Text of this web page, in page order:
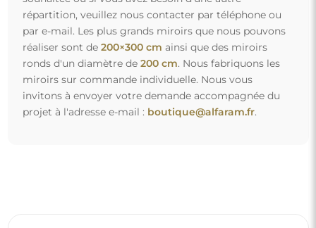
commandé arrive en toute sécurité entre vos mains, et ce,
complètement gratuitement. Nous disposons de notre
propre flotte de véhicules et de personnel formé, c’est
pourquoi nous pouvons vous garantir que le miroir arrivera
en parfait état, sans frais supplémentaires. Même si vous
commandez un miroir de grande taille, vous pouvez
compter sur une livraison rapide.